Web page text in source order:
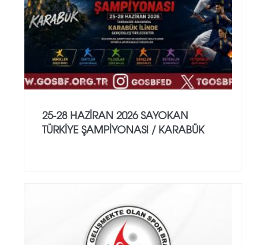
25-28 HAZİRAN 2026 SAYOKAN
TÜRKİYE ŞAMPİYONASI / KARABÜK